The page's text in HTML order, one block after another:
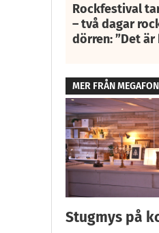
Rockfestival
– två dagar
dörren: ”Det
MER FRÅN
Stugmys på